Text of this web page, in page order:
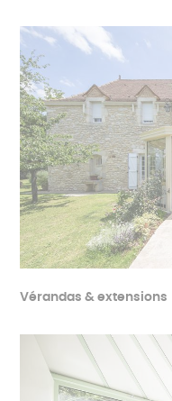
Vérandas & extensions